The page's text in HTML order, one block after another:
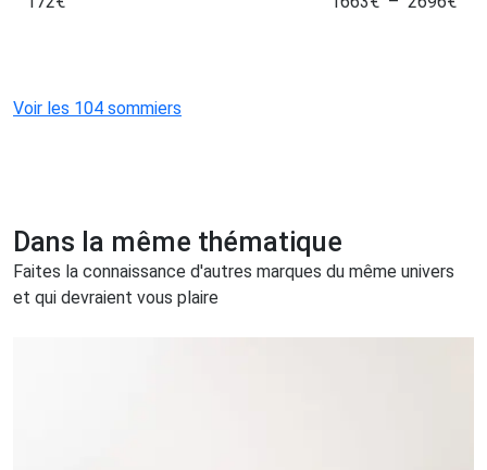
Voir les 104 sommiers
Dans la même thématique
Faites la connaissance d'autres marques du même univers
et qui devraient vous plaire